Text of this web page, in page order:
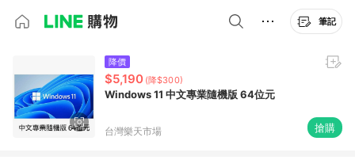
筆記
降價
$5,190 (降$300)
Windows 11 中文專業隨機版 64位元
台灣樂天市場 搶購